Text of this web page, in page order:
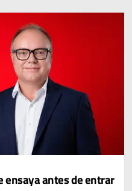
ensaya antes de entrar